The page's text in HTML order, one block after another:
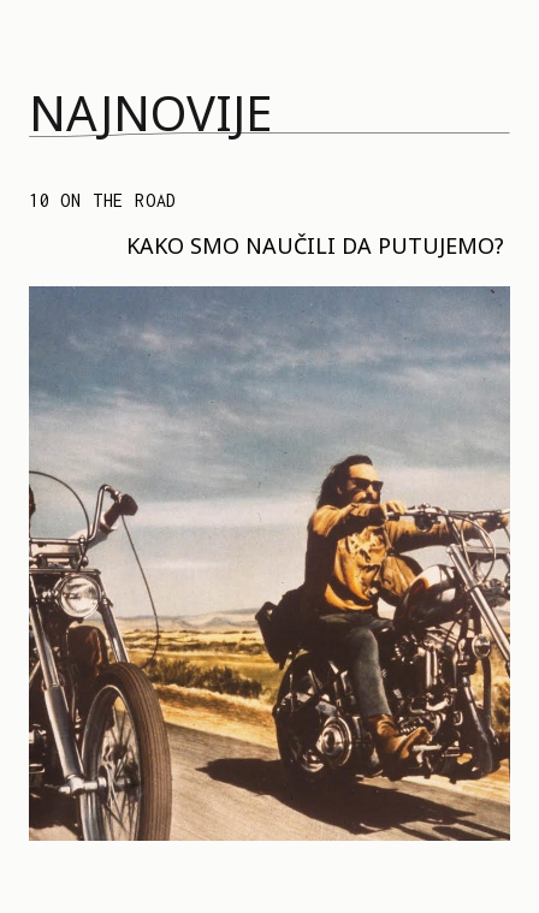
NAJNOVIJE
10 ON THE ROAD
KAKO SMO NAUČILI DA PUTUJEMO?